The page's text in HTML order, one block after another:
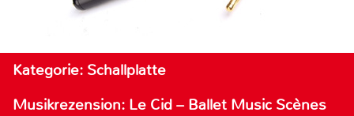
Kategorie: Schallplatte
Musikrezension: Le Cid – Ballet Music Scènes